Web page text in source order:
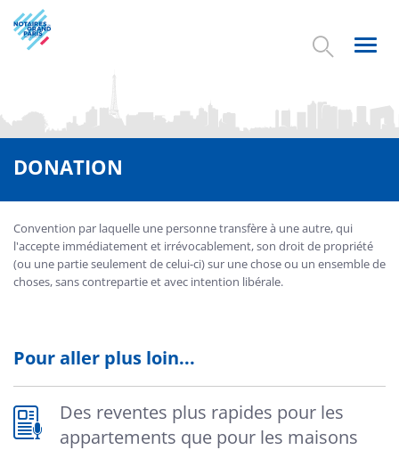
Aller
au
contenu
DONATION
Convention par laquelle une personne transfère à une autre, qui
l'accepte immédiatement et irrévocablement, son droit de propriété
(ou une partie seulement de celui-ci) sur une chose ou un ensemble de
choses, sans contrepartie et avec intention libérale.
Pour aller plus loin...
Des reventes plus rapides pour les
appartements que pour les maisons